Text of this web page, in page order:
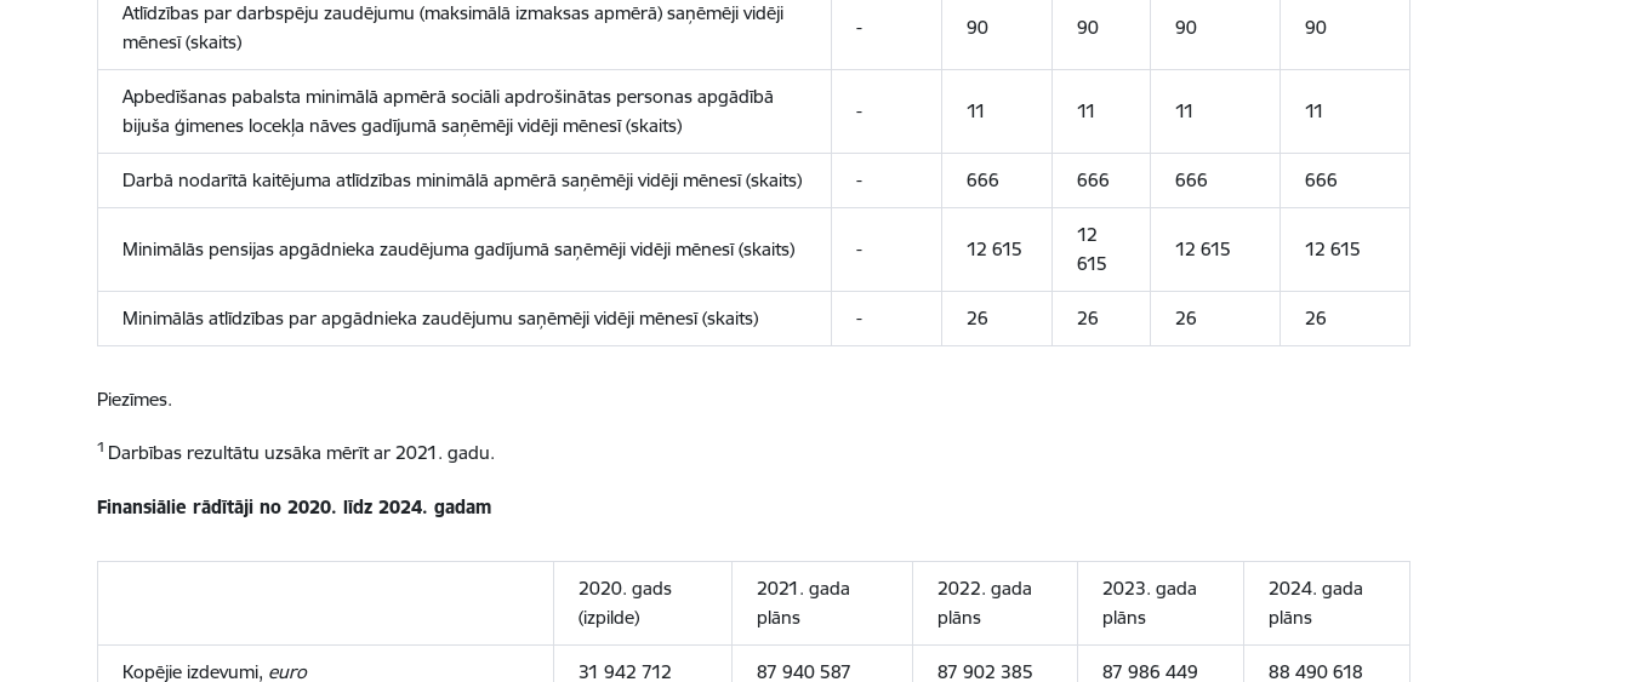
Atlīdzības par darbspēju zaudējumu (maksimālā izmaksas apmērā) saņēmēji vidēji
mēnesī (skaits)
- 90 90 90 90
Apbedīšanas pabalsta minimālā apmērā sociāli apdrošinātas personas apgādībā
bijuša ģimenes locekļa nāves gadījumā saņēmēji vidēji mēnesī (skaits)
- 11 11 11 11
Darbā nodarītā kaitējuma atlīdzības minimālā apmērā saņēmēji vidēji mēnesī (skaits) - 666 666 666 666
Minimālās pensijas apgādnieka zaudējuma gadījumā saņēmēji vidēji mēnesī (skaits) - 12 615
12
615
12 615 12 615
Minimālās atlīdzības par apgādnieka zaudējumu saņēmēji vidēji mēnesī (skaits) - 26 26 26 26
Piezīmes.
1 Darbības rezultātu uzsāka mērīt ar 2021. gadu.
Finansiālie rādītāji no 2020. līdz 2024. gadam
2020. gads
(izpilde)
2021. gada
plāns
2022. gada
plāns
2023. gada
plāns
2024. gada
plāns
Kopējie izdevumi, euro 31 942 712 87 940 587 87 902 385 87 986 449 88 490 618